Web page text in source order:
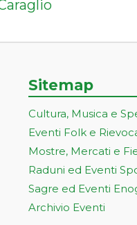
Sitemap
Cultura, Musica e
Eventi Folk e
Mostre, Mercati e
Raduni ed Eventi
Sagre ed Eventi
Archivio Eventi